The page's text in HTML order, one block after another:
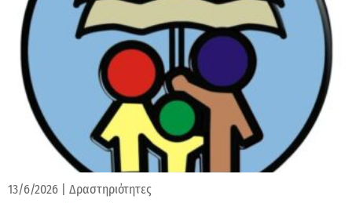
13/6/2026 Δραστηριότητες